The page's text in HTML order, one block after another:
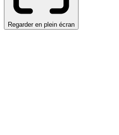
Regarder en plein écran